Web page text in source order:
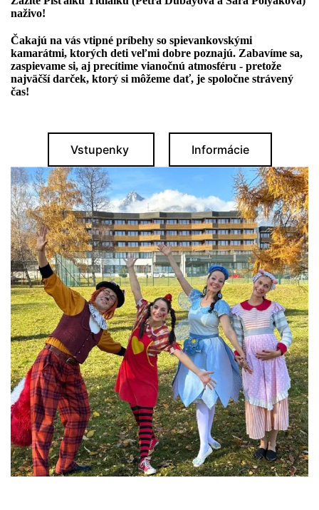
naživo!
Čakajú na vás vtipné príbehy so spievankovskými
kamarátmi, ktorých deti veľmi dobre poznajú. Zabavíme sa,
zaspievame si, aj precítime vianočnú atmosféru - pretože
najväčší darček, ktorý si môžeme dať, je spoločne strávený
čas!
Vstupenky Informácie